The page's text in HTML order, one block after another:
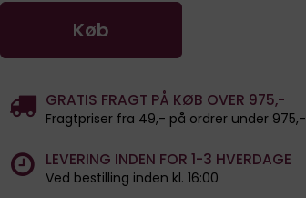
Køb
GRATIS FRAGT PÅ KØB OVER 975,-
Fragtpriser fra 49,- på ordrer under 975,-
LEVERING INDEN FOR 1-3 HVERDAGE
Ved bestilling inden kl. 16:00